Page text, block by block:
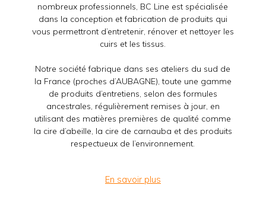
nombreux professionnels, BC Line est spécialisée
dans la conception et fabrication de produits qui
vous permettront d’entretenir, rénover et nettoyer les
cuirs et les tissus.
Notre société fabrique dans ses ateliers du sud de
la France (proches d’AUBAGNE), toute une gamme
de produits d’entretiens, selon des formules
ancestrales, régulièrement remises à jour, en
utilisant des matières premières de qualité comme
la cire d’abeille, la cire de carnauba et des produits
respectueux de l’environnement.
En savoir plus